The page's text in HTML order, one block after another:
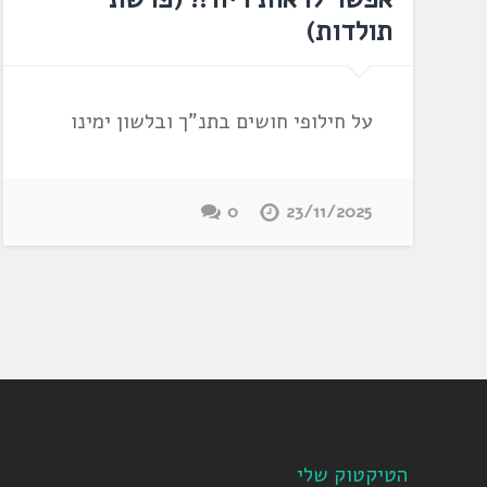
תולדות)
על חילופי חושים בתנ"ך ובלשון ימינו
23/11/2025
0
הטיקטוק שלי